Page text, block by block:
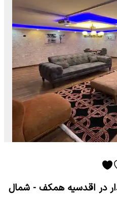
دار در اقدسیه همکف - شمال